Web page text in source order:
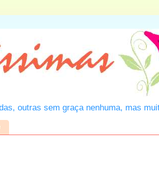
outras sem graça nenhuma, mas